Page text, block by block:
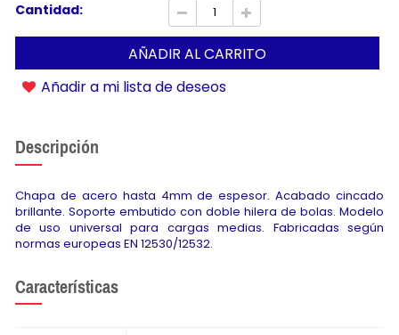
Cantidad:
AÑADIR AL CARRITO
Añadir a mi lista de deseos
Descripción
Chapa de acero hasta 4mm de espesor. Acabado cincado
brillante. Soporte embutido con doble hilera de bolas. Modelo
de uso universal para cargas medias. Fabricadas según
normas europeas EN 12530/12532.
Características